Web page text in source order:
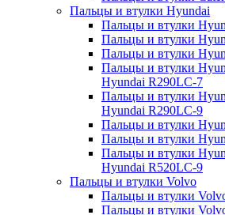
Пальцы и втулки Hyundai
Пальцы и втулки
Пальцы и втулки
Пальцы и втулки
Пальцы и втулки
Hyundai R290LC-7
Пальцы и втулки
Hyundai R290LC-9
Пальцы и втулки
Пальцы и втулки
Пальцы и втулки
Hyundai R520LC-9
Пальцы и втулки Volvo
Пальцы и втулки
Пальцы и втулки